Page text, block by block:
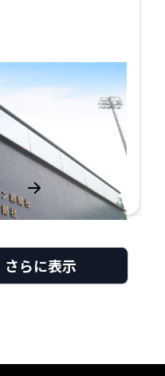
「スポニチ」とは
詳しく見る
さらに表示